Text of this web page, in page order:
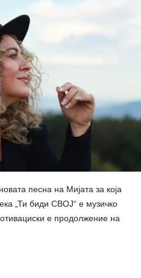
песна на Мијата за која
„Ти биди СВОЈ“ е музичко
е продолжение на